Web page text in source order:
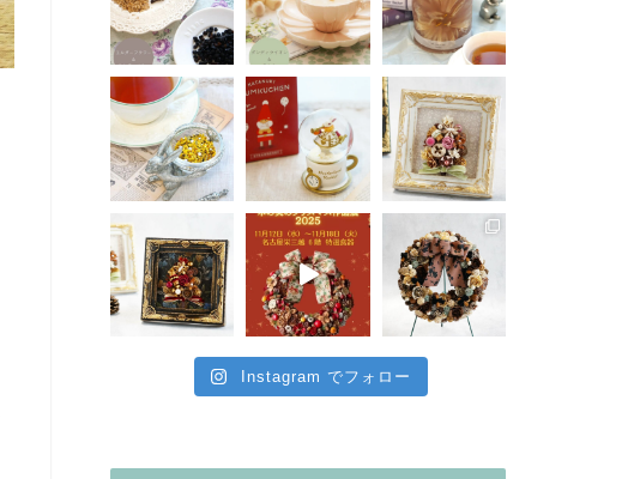
Instagram でフォロー